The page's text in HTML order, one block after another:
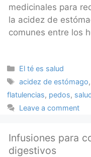
medicinales para
la acidez de
comunes entre los
Categories
El té es salud
Tags
acidez de estómago,
flatulencias, pedos,
Leave a comment
Infusiones para
digestivos